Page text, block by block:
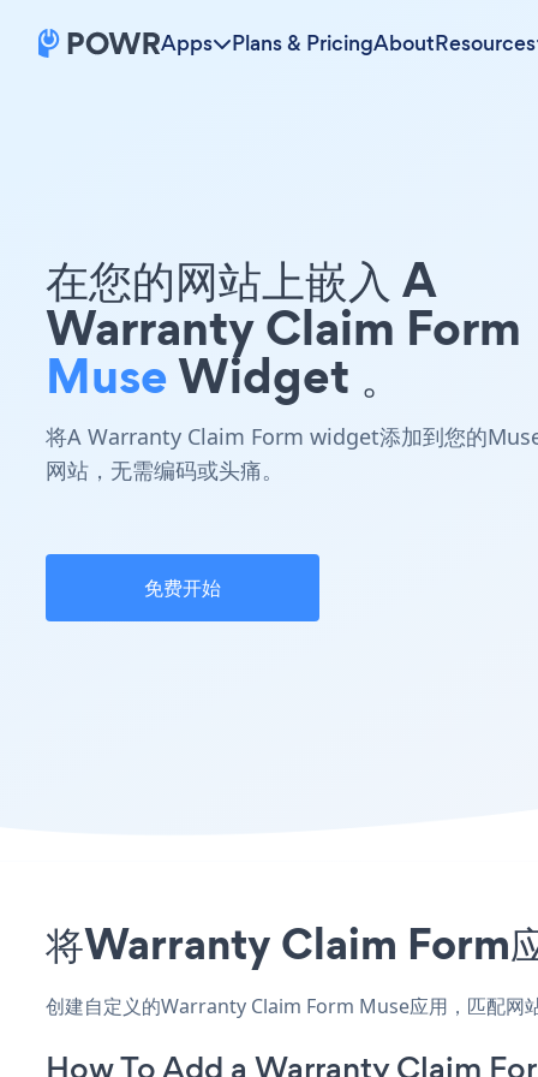
Apps Plans & PricingAboutResources
在您的网站上嵌入 A
Warranty Claim Form
MuseWidget 。
将A Warranty Claim Form widget添加到您的
网站，无需编码或头痛。
免费开始
将Warranty Claim Form应
创建自定义的Warranty Claim Form Muse应用，匹配网